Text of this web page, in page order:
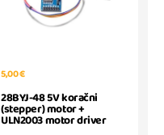
5,00 €
28BYJ-48 5V koračni
(stepper) motor +
ULN2003 motor driver